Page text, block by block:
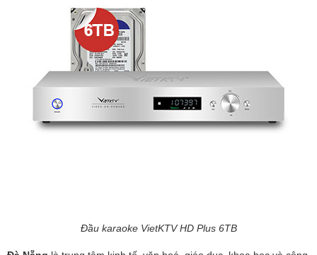
Đầu karaoke VietKTV HD Plus 6TB